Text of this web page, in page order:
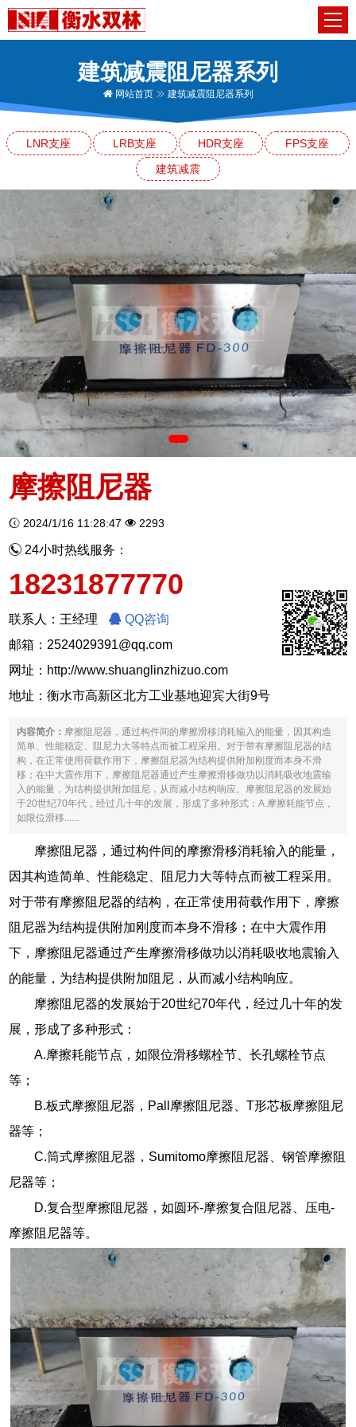
建筑减震阻尼器系列
网站首页 建筑减震阻尼器系列
LNR支座 LRB支座 HDR支座
FPS支座
建筑减震
摩擦阻尼器
2024/1/16 11:28:47 2293
24小时热线服务：
18231877770
联系人：王经理
QQ咨询
邮箱：2524029391@qq.com
网址： http://www.shuanglinzhizuo.com
地址：衡水市高新区北方工业基地迎宾大街9号
内容简介： 摩擦阻尼器，通过构件间的摩擦滑移消耗输入的能量，因其构造
简单、性能稳定、阻尼力大等特点而被工程采用。对于带有摩擦阻尼器的结
构，在正常使用荷载作用下，摩擦阻尼器为结构提供附加刚度而本身不滑
移；在中大震作用下，摩擦阻尼器通过产生摩擦滑移做功以消耗吸收地震输
入的能量，为结构提供附加阻尼，从而减小结构响应。摩擦阻尼器的发展始
于20世纪70年代，经过几十年的发展，形成了多种形式：A.摩擦耗能节点，
如限位滑移......
摩擦阻尼器，通过构件间的摩擦滑移消耗输入的能量，
因其构造简单、性能稳定、阻尼力大等特点而被工程采用。
对于带有摩擦阻尼器的结构，在正常使用荷载作用下，摩擦
阻尼器为结构提供附加刚度而本身不滑移；在中大震作用
下，摩擦阻尼器通过产生摩擦滑移做功以消耗吸收地震输入
的能量，为结构提供附加阻尼，从而减小结构响应。
摩擦阻尼器的发展始于20世纪70年代，经过几十年的发
展，形成了多种形式：
A.摩擦耗能节点，如限位滑移螺栓节、长孔螺栓节点
等；
B.板式摩擦阻尼器，Pall摩擦阻尼器、T形芯板摩擦阻尼
器等；
C.筒式摩擦阻尼器，Sumitomo摩擦阻尼器、钢管摩擦阻
尼器等；
D.复合型摩擦阻尼器，如圆环-摩擦复合阻尼器、压电-
摩擦阻尼器等。